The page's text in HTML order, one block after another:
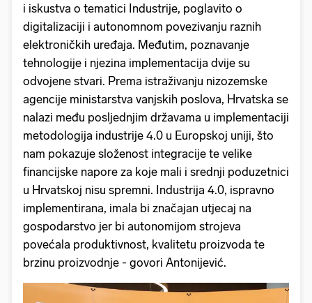
i iskustva o tematici Industrije, poglavito o
digitalizaciji i autonomnom povezivanju raznih
elektroničkih uređaja. Međutim, poznavanje
tehnologije i njezina implementacija dvije su
odvojene stvari. Prema istraživanju nizozemske
agencije ministarstva vanjskih poslova, Hrvatska se
nalazi među posljednjim državama u implementaciji
metodologija industrije 4.0 u Europskoj uniji, što
nam pokazuje složenost integracije te velike
financijske napore za koje mali i srednji poduzetnici
u Hrvatskoj nisu spremni. Industrija 4.0, ispravno
implementirana, imala bi značajan utjecaj na
gospodarstvo jer bi autonomijom strojeva
povećala produktivnost, kvalitetu proizvoda te
brzinu proizvodnje - govori Antonijević.